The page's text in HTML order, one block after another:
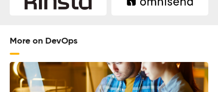
More on DevOps